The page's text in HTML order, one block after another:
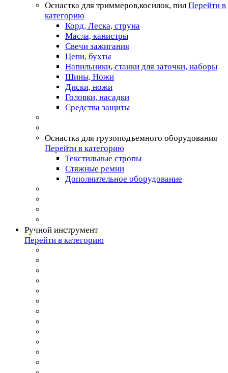
Оснастка для триммеров,косилок, пил Перейти в
категорию
Корд, Леска, струна
Масла, канистры
Свечи зажигания
Цепи, бухты
Напильники, станки для заточки, наборы
Шины, Ножи
Диски, ножи
Головки, насадки
Средства защиты
Оснастка для грузоподъемного оборудования
Перейти в категорию
Текстильные стропы
Стяжные ремни
Дополнительное оборудование
Ручной инструмент
Перейти в категорию